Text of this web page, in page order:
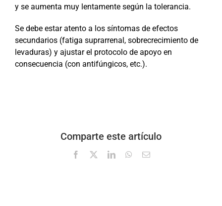
y se aumenta muy lentamente según la tolerancia.
Se debe estar atento a los síntomas de efectos
secundarios (fatiga suprarrenal, sobrecrecimiento de
levaduras) y ajustar el protocolo de apoyo en
consecuencia (con antifúngicos, etc.).
Comparte este artículo
Facebook LinkedInWhatsApp
Correo